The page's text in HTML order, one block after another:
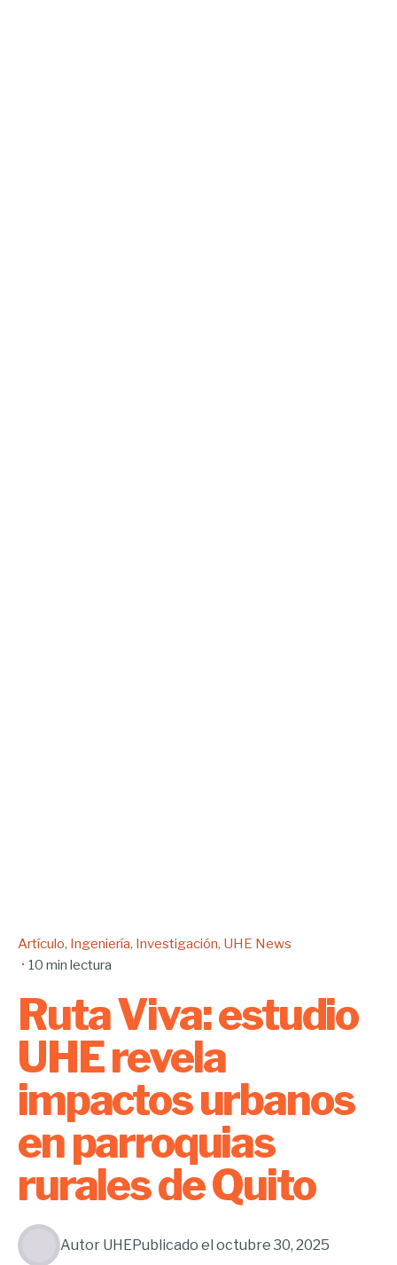
Artículo Ingeniería Investigación UHE News
10 min lectura
Ruta Viva: estudio
UHE revela
impactos urbanos
en parroquias
rurales de Quito
Autor UHEPublicado el octubre 30, 2025